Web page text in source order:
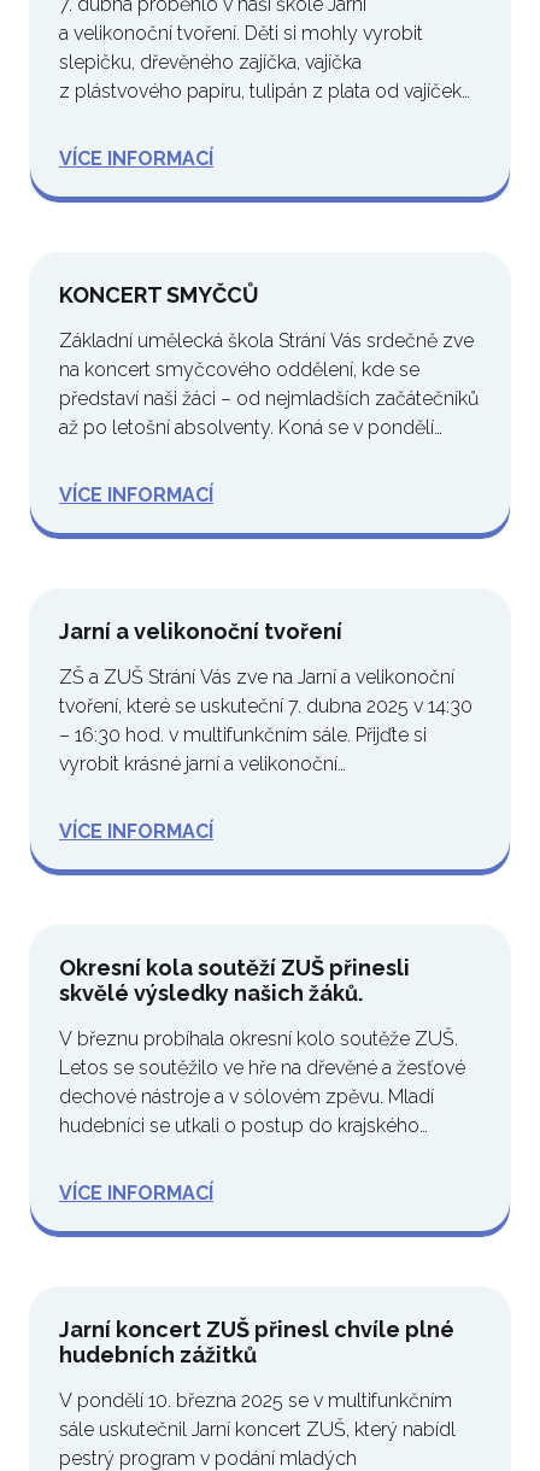
a velikonoční tvoření. Děti si mohly vyrobit
slepičku, dřevěného zajíčka, vajíčka
z plástvového papíru, tulipán z plata od vajíček
VÍCE INFORMACÍ
KONCERT SMYČCŮ
Základní umělecká škola Strání Vás srdečně zve
na koncert smyčcového oddělení, kde se
představí naši žáci – od nejmladších začátečníků
až po letošní absolventy. Koná se v pondělí…
VÍCE INFORMACÍ
Jarní a velikonoční tvoření
ZŠ a ZUŠ Strání Vás zve na Jarní a velikonoční
tvoření, které se uskuteční 7. dubna 2025 v 14:30
– 16:30 hod. v multifunkčním sále. Přijďte si
vyrobit krásné jarní a velikonoční…
VÍCE INFORMACÍ
Okresní kola soutěží ZUŠ přinesli
skvělé výsledky našich žáků.
V březnu probíhala okresní kolo soutěže ZUŠ.
Letos se soutěžilo ve hře na dřevěné a žesťové
dechové nástroje a v sólovém zpěvu. Mladí
hudebníci se utkali o postup do krajského…
VÍCE INFORMACÍ
Jarní koncert ZUŠ přinesl chvíle plné
hudebních zážitků
V pondělí 10. března 2025 se v multifunkčním
sále uskutečnil Jarní koncert ZUŠ, který nabídl
pestrý program v podání mladých